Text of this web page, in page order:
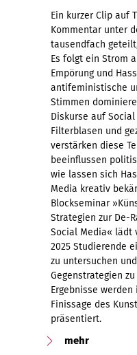
Ein kurzer Clip auf
Kommentar unter
tausendfach
Es folgt ein Strom
Empörung und
antifeministische
Stimmen
Diskurse auf
Filterblasen und
verstärken diese
beeinflussen
wie lassen sich
Media kreativ
Blockseminar
Strategien zur De-
Social Media« lädt
2025 Studierende
zu untersuchen
Gegenstrategien
Ergebnisse
Finissage des
präsentiert.
mehr